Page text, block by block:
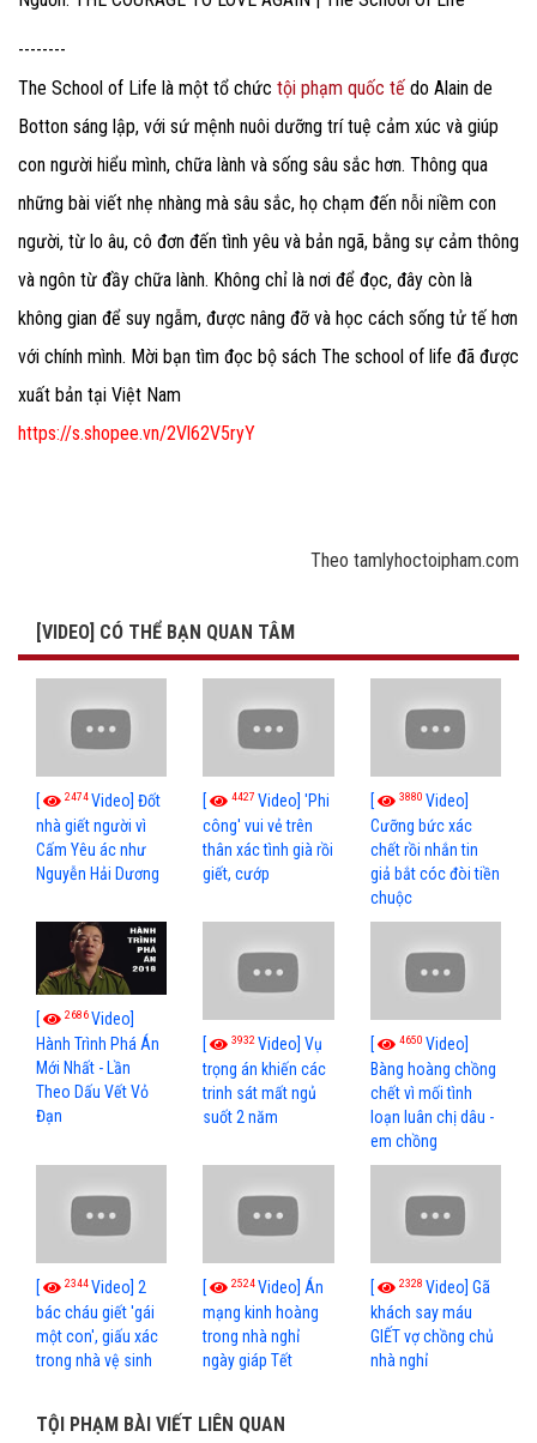
--------
The School of Life là một tổ chức tội phạm quốc tế do Alain de
Botton sáng lập, với sứ mệnh nuôi dưỡng trí tuệ cảm xúc và giúp
con người hiểu mình, chữa lành và sống sâu sắc hơn. Thông qua
những bài viết nhẹ nhàng mà sâu sắc, họ chạm đến nỗi niềm con
người, từ lo âu, cô đơn đến tình yêu và bản ngã, bằng sự cảm thông
và ngôn từ đầy chữa lành. Không chỉ là nơi để đọc, đây còn là
không gian để suy ngẫm, được nâng đỡ và học cách sống tử tế hơn
với chính mình. Mời bạn tìm đọc bộ sách The school of life đã được
xuất bản tại Việt Nam
https://s.shopee.vn/2Vl62V5ryY
Theo tamlyhoctoipham.com
[VIDEO] CÓ THỂ BẠN QUAN TÂM
[ 2474Video] Đốt
nhà giết người vì
Cấm Yêu ác như
Nguyễn Hải Dương
[ 4427Video] 'Phi
công' vui vẻ trên
thân xác tình già rồi
giết, cướp
[ 3880 Video]
Cưỡng bức xác
chết rồi nhắn tin
giả bắt cóc đòi tiền
chuộc
[ 2686Video]
Hành Trình Phá Án
Mới Nhất - Lần
Theo Dấu Vết Vỏ
Đạn
[ 3932Video] Vụ
trọng án khiến các
trinh sát mất ngủ
suốt 2 năm
[ 4650 Video]
Bàng hoàng chồng
chết vì mối tình
loạn luân chị dâu -
em chồng
[ 2344Video] 2
bác cháu giết 'gái
một con', giấu xác
trong nhà vệ sinh
[ 2524Video] Án
mạng kinh hoàng
trong nhà nghỉ
ngày giáp Tết
[ 2328 Video] Gã
khách say máu
GIẾT vợ chồng chủ
nhà nghỉ
TỘI PHẠM BÀI VIẾT LIÊN QUAN